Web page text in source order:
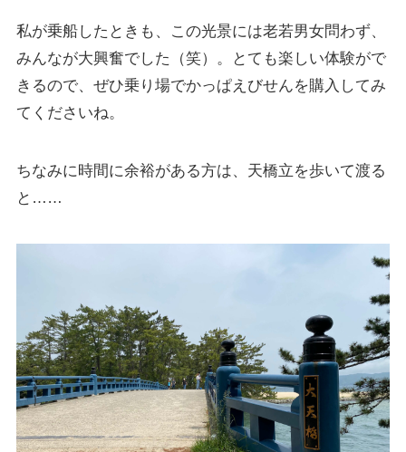
私が乗船したときも、この光景には老若男女問わず、
みんなが大興奮でした（笑）。とても楽しい体験がで
きるので、ぜひ乗り場でかっぱえびせんを購入してみ
てくださいね。
ちなみに時間に余裕がある方は、天橋立を歩いて渡る
と……